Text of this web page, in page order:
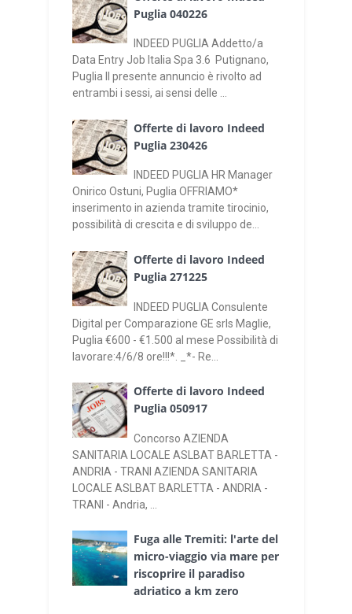
Puglia 040226
INDEED PUGLIA Addetto/a
Data Entry Job Italia Spa 3.6 Putignano,
Puglia Il presente annuncio è rivolto ad
entrambi i sessi, ai sensi delle ...
Offerte di lavoro Indeed
Puglia 230426
INDEED PUGLIA HR Manager
Onirico Ostuni, Puglia OFFRIAMO*
inserimento in azienda tramite tirocinio,
possibilità di crescita e di sviluppo de...
Offerte di lavoro Indeed
Puglia 271225
INDEED PUGLIA Consulente
Digital per Comparazione GE srls Maglie,
Puglia €600 - €1.500 al mese Possibilità di
lavorare:4/6/8 ore!!!*. _*- Re...
Offerte di lavoro Indeed
Puglia 050917
Concorso AZIENDA
SANITARIA LOCALE ASLBAT BARLETTA -
ANDRIA - TRANI AZIENDA SANITARIA
LOCALE ASLBAT BARLETTA - ANDRIA -
TRANI - Andria, ...
Fuga alle Tremiti: l'arte del
micro-viaggio via mare per
riscoprire il paradiso
adriatico a km zero